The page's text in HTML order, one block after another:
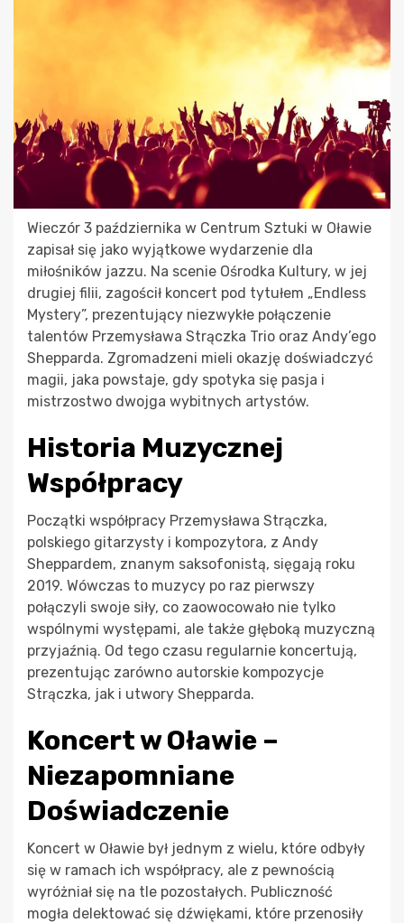
Wieczór 3 października w Centrum Sztuki w Oławie
zapisał się jako wyjątkowe wydarzenie dla
miłośników jazzu. Na scenie Ośrodka Kultury, w jej
drugiej filii, zagościł koncert pod tytułem „Endless
Mystery”, prezentujący niezwykłe połączenie
talentów Przemysława Strączka Trio oraz Andy’ego
Shepparda. Zgromadzeni mieli okazję doświadczyć
magii, jaka powstaje, gdy spotyka się pasja i
mistrzostwo dwojga wybitnych artystów.
Historia Muzycznej
Współpracy
Początki współpracy Przemysława Strączka,
polskiego gitarzysty i kompozytora, z Andy
Sheppardem, znanym saksofonistą, sięgają roku
2019. Wówczas to muzycy po raz pierwszy
połączyli swoje siły, co zaowocowało nie tylko
wspólnymi występami, ale także głęboką muzyczną
przyjaźnią. Od tego czasu regularnie koncertują,
prezentując zarówno autorskie kompozycje
Strączka, jak i utwory Shepparda.
Koncert w Oławie –
Niezapomniane
Doświadczenie
Koncert w Oławie był jednym z wielu, które odbyły
się w ramach ich współpracy, ale z pewnością
wyróżniał się na tle pozostałych. Publiczność
mogła delektować się dźwiękami, które przenosiły